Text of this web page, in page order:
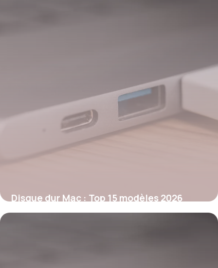
Disque dur Mac : Top 15 modèles 2026
29 mai 2026